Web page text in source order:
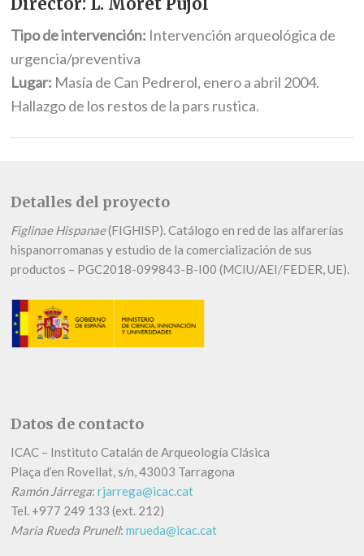
Tipo de intervención: Intervención arqueológica de
urgencia/preventiva
Lugar: Masía de Can Pedrerol, enero a abril 2004.
Hallazgo de los restos de la pars rustica.
Detalles del proyecto
Figlinae Hispanae(FIGHISP). Catálogo en red de las alfarerías
hispanorromanas y estudio de la comercialización de sus
productos – PGC2018-099843-B-I00 (MCIU/AEI/FEDER, UE).
Datos de contacto
ICAC – Instituto Catalán de Arqueología Clásica
Plaça d’en Rovellat, s/n, 43003 Tarragona
Ramón Járrega:rjarrega@icac.cat
Tel. +977 249 133 (ext. 212)
Maria Rueda Prunell:mrueda@icac.cat